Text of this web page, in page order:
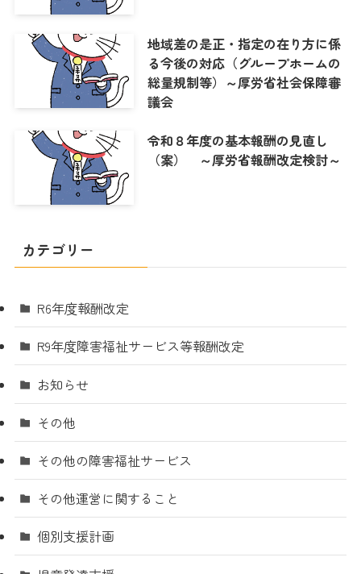
地域差の是正・指定の在り方に係
る今後の対応（グループホームの
総量規制等）～厚労省社会保障審
議会
令和８年度の基本報酬の見直し
（案） ～厚労省報酬改定検討～
カテゴリー
R6年度報酬改定
R9年度障害福祉サービス等報酬改定
お知らせ
その他
その他の障害福祉サービス
その他運営に関すること
個別支援計画